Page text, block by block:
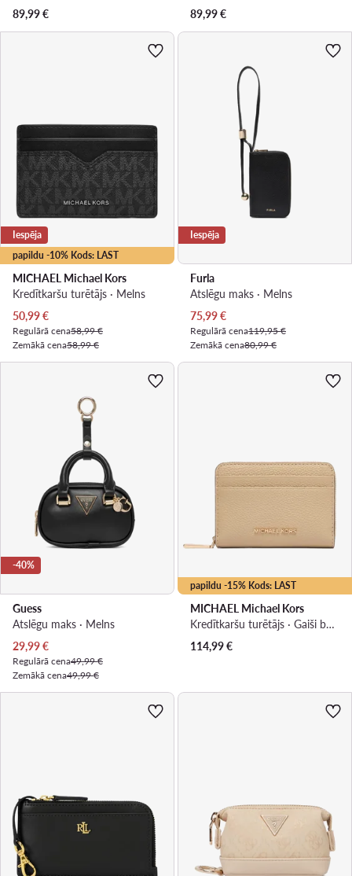
89,99€
89,99€
papildu -10% Kods: LAST
Iespēja
MICHAEL Michael Kors
Kredītkaršu turētājs · Melns
Pašreizējā cena
50,99€
Regulārā cena58,99 €
Zemākā cena58,99 €
Iespēja
Furla
Atslēgu maks · Melns
Pašreizējā cena
75,99€
Regulārā cena119,95 €
Zemākā cena80,99 €
-40%
Guess
Atslēgu maks · Melns
Pašreizējā cena
29,99€
Regulārā cena49,99 €
Zemākā cena49,99 €
papildu -15% Kods: LAST
MICHAEL Michael Kors
Kredītkaršu turētājs · Gaiši bēša
114,99€